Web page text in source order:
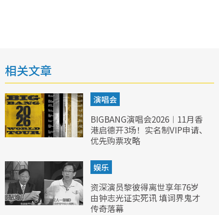
相关文章
演唱会
BIGBANG演唱会2026︱11月香
港启德开3场！实名制VIP申请、
优先购票攻略
娱乐
资深演员黎彼得离世享年76岁
由钟志光证实死讯 填词界鬼才
传奇落幕